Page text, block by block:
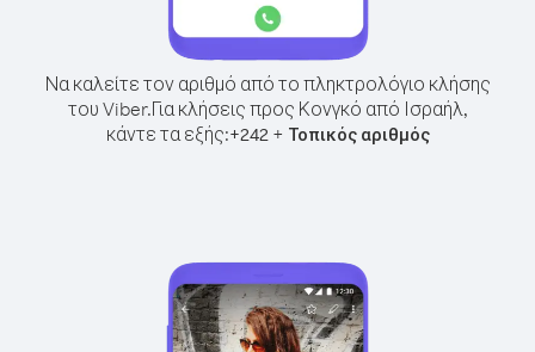
Να καλείτε τον αριθμό από το πληκτρολόγιο κλήσης
του Viber.Για κλήσεις προς Κονγκό από Ισραήλ,
κάντε τα εξής:+242+ Τοπικός αριθμός